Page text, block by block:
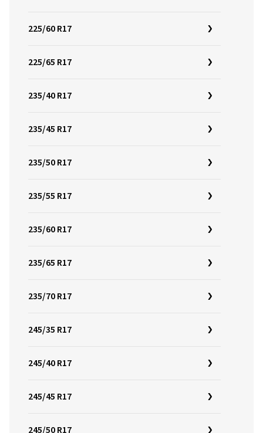
225/60 R17
225/65 R17
235/40 R17
235/45 R17
235/50 R17
235/55 R17
235/60 R17
235/65 R17
235/70 R17
245/35 R17
245/40 R17
245/45 R17
245/50 R17